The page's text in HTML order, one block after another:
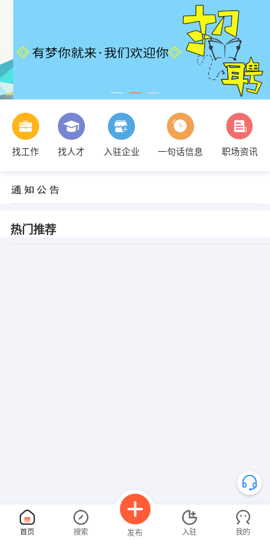
找工作 找人才 入驻企业 一句话信息 职场资讯
热门推荐
首页 搜索 发布 入驻 我的